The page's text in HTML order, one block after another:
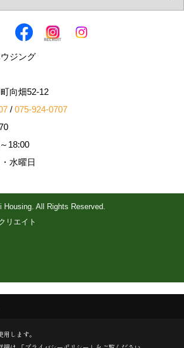
ジング
向畑52-12
/ 075-924-0707
～18:00
水曜日
Housing. All Rights Reserved.
リエイト
します。